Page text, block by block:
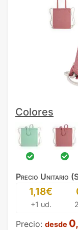
Colores
Precio Unitario
1,18€
+1 ud.
Precio: desde